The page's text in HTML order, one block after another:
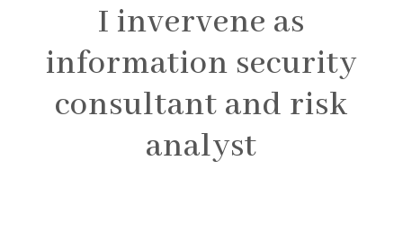
I invervene as
information security
consultant and risk
analyst